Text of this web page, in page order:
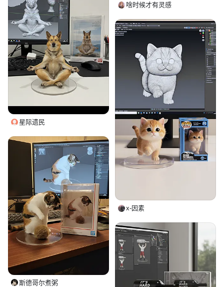
啥时候才有灵感
星际遗民
x-因素
斯德哥尔煮粥